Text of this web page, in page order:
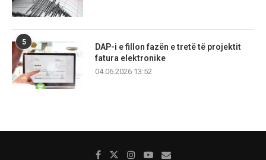
5
DAP-i e fillon fazën e tretë të projektit
fatura elektronike
04.06.2026 13:52